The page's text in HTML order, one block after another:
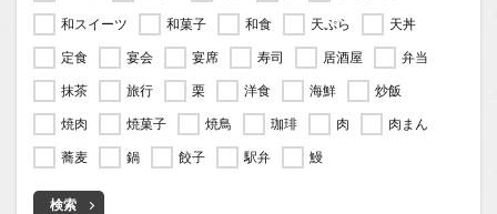
和スイーツ
和菓子 和食 天ぷら
天丼
定食
宴会 宴席 寿司 居酒屋
弁当
抹茶
旅行 栗 洋食 海鮮
炒飯
焼肉
焼菓子 焼鳥 珈琲 肉
肉まん
蕎麦
鍋 餃子 駅弁 鰻
検索